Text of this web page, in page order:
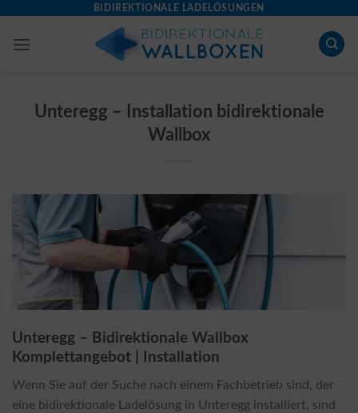
content
BIDIREKTIONALE LADELÖSUNGEN
Unteregg – Installation bidirektionale
Wallbox
Unteregg – Bidirektionale Wallbox
Komplettangebot | Installation
Wenn Sie auf der Suche nach einem Fachbetrieb sind, der
eine bidirektionale Ladelösung in Unteregg installiert, sind